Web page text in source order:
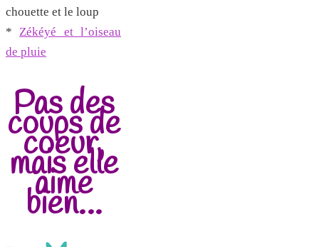
chouette et le loup
*Zékéyé et l’oiseau
de pluie
Pas des
coups de
coeur,
mais elle
aime
bien…